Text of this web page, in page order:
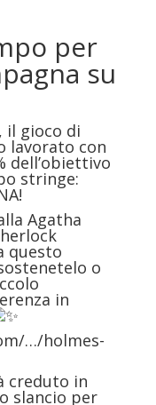
per
su
il gioco di
lavorato con
dell’obiettivo
stringe:
Agatha
questo
o
in
…/holmes-
creduto in
slancio per